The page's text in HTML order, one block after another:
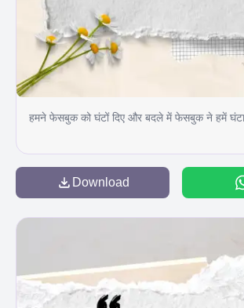
हमने फेसबुक को घंटों दिए और बदले में फेसबुक ने हमें घंटा
Download